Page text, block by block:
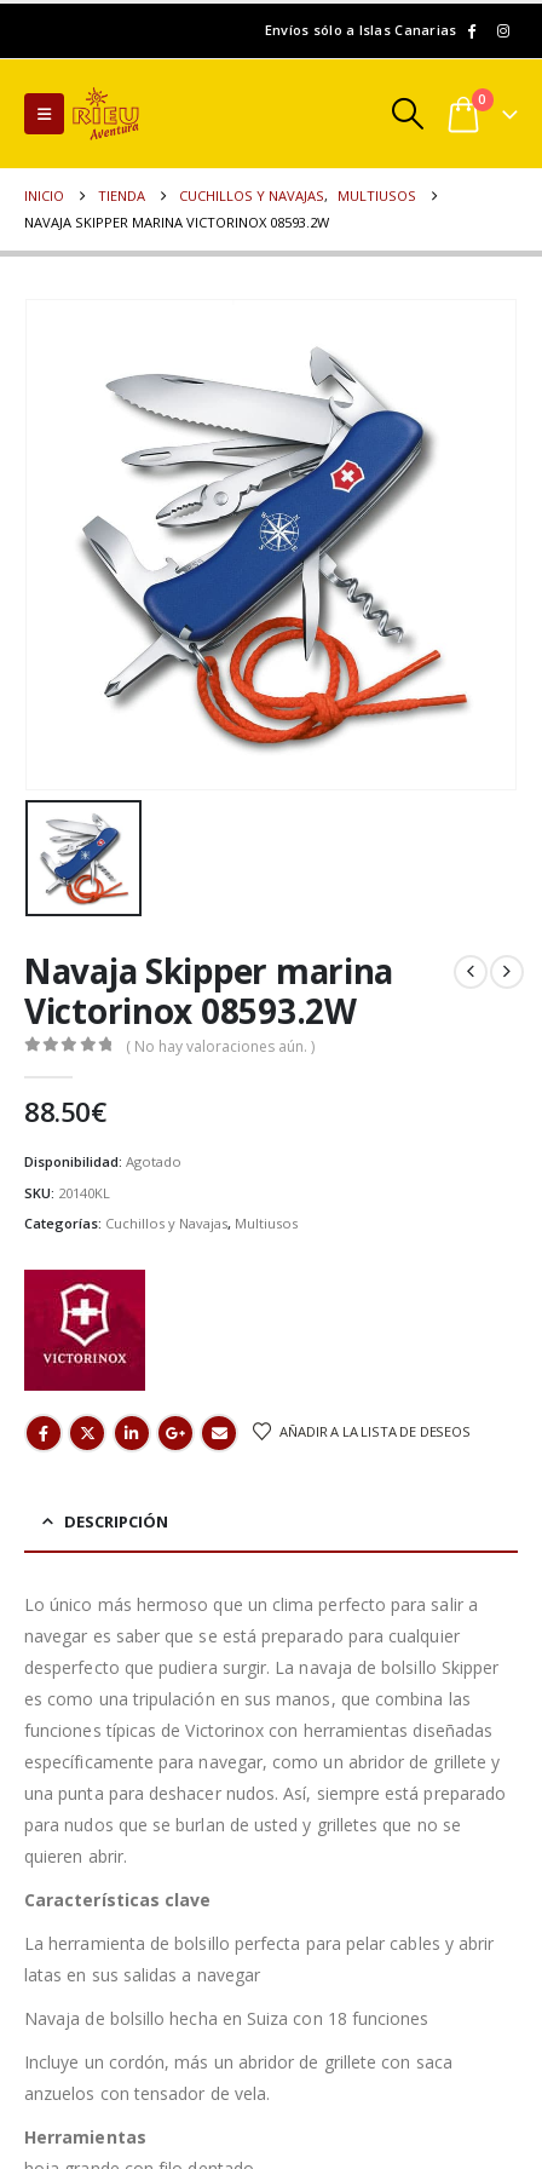
Envíos sólo a Islas Canarias
0
INICIO TIENDA CUCHILLOS Y NAVAJAS,
MULTIUSOS
NAVAJA SKIPPER MARINA VICTORINOX 08593.2W
Navaja Skipper marina
Victorinox 08593.2W
( No hay valoraciones aún. )
88.50€
Disponibilidad: Agotado
SKU: 20140KL
Categorías: Cuchillos y Navajas, Multiusos
AÑADIR A LA LISTA DE DESEOS
DESCRIPCIÓN
Lo único más hermoso que un clima perfecto para salir a
navegar es saber que se está preparado para cualquier
desperfecto que pudiera surgir. La navaja de bolsillo Skipper
es como una tripulación en sus manos, que combina las
funciones típicas de Victorinox con herramientas diseñadas
específicamente para navegar, como un abridor de grillete y
una punta para deshacer nudos. Así, siempre está preparado
para nudos que se burlan de usted y grilletes que no se
quieren abrir.
Características clave
La herramienta de bolsillo perfecta para pelar cables y abrir
latas en sus salidas a navegar
Navaja de bolsillo hecha en Suiza con 18 funciones
Incluye un cordón, más un abridor de grillete con saca
anzuelos con tensador de vela.
Herramientas